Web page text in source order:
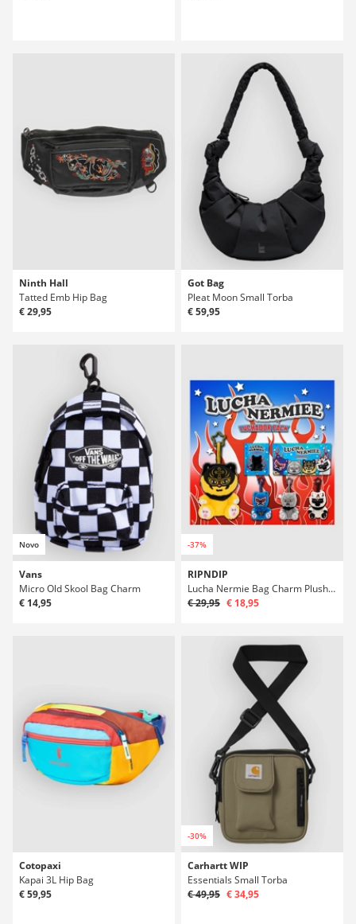
Ninth Hall
Tatted Emb Hip Bag
€ 29,95
Got Bag
Pleat Moon Small Torba
€ 59,95
Novo
Vans
Micro Old Skool Bag Charm
€ 14,95
-37%
RIPNDIP
Lucha Nermie Bag Charm Plush Toy
€ 29,95 € 18,95
Cotopaxi
Kapai 3L Hip Bag
€ 59,95
-30%
Carhartt WIP
Essentials Small Torba
€ 49,95 € 34,95